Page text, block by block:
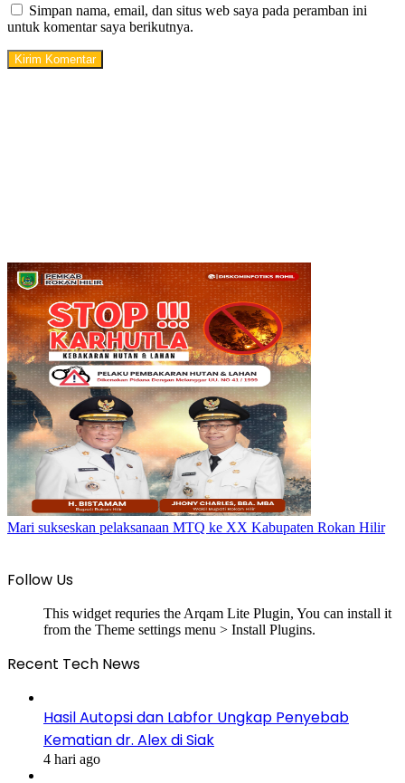
Simpan nama, email, dan situs web saya pada peramban ini
untuk komentar saya berikutnya.
Mari sukseskan pelaksanaan MTQ ke XX Kabupaten Rokan Hilir
Follow Us
This widget requries the Arqam Lite Plugin, You can install it
from the Theme settings menu > Install Plugins.
Recent Tech News
Hasil Autopsi dan Labfor Ungkap Penyebab
Kematian dr. Alex di Siak
4 hari ago